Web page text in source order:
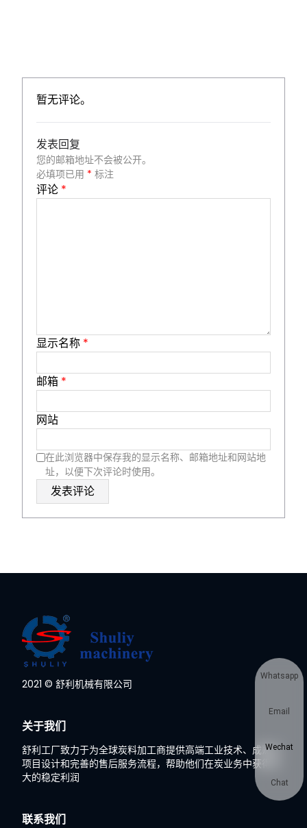
暂无评论。
发表回复
您的邮箱地址不会被公开。
必填项已用 * 标注
评论 *
显示名称 *
邮箱 *
网站
在此浏览器中保存我的显示名称、邮箱地址和网站地
址，以便下次评论时使用。
2021 © 舒利机械有限公司
关于我们
舒利工厂致力于为全球炭料加工商提供高端工业技术、成熟的
项目设计和完善的售后服务流程，帮助他们在炭业务中获得巨
大的稳定利润
联系我们
Whatsapp
Email
Wechat
Chat